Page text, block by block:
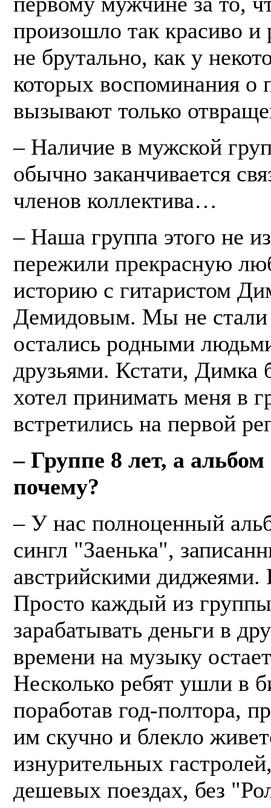
произошло так красиво и
не брутально, как у
которых воспоминания о
вызывают только
– Наличие в мужской
обычно заканчивается
членов коллектива…
– Наша группа этого не
пережили прекрасную
историю с гитаристом
Демидовым. Мы не стали
остались родными
друзьями. Кстати, Димка
хотел принимать меня в
встретились на первой
– Группе 8 лет, а
почему?
– У нас полноценный
сингл "Заенька",
австрийскими диджеями.
Просто каждый из
зарабатывать деньги в
времени на музыку
Несколько ребят ушли в
поработав год-полтора,
им скучно и блекло
изнурительных
дешевых поездах, без